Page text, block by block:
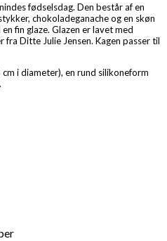
fødselsdag. Den består af en
chokoladeganache og en skøn
fin glaze. Glazen er lavet med
Ditte Julie Jensen. Kagen passer til
i diameter), en rund silikoneform